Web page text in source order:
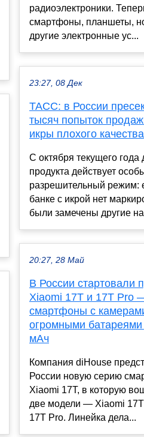
радиоэлектроники.
смартфоны, планшеты,
другие электронные ус...
23:27, 08 Дек
ТАСС: в России
тысяч попыток
икры плохого качества
С октября текущего года
продукта действует
разрешительный режим:
банке с икрой нет
были замечены другие
20:27, 28 Май
В России стартовали
Xiaomi 17T и 17T Pro
смартфоны с
огромными
мАч
Компания diHouse
России новую серию
Xiaomi 17T, в которую
две модели — Xiaomi
17T Pro. Линейка дела...